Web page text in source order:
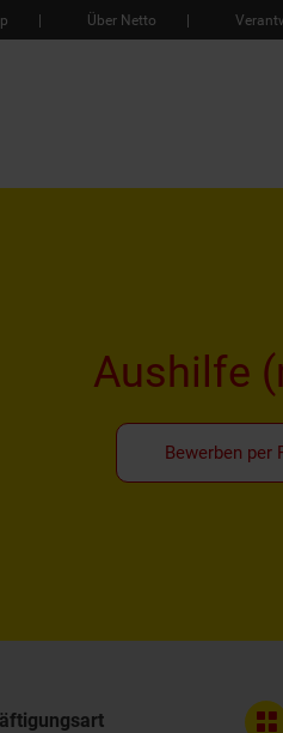
Über Netto
Aushilfe
Bewerben per